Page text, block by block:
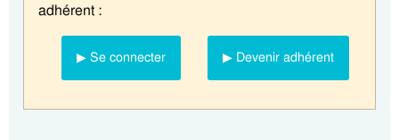
adhérent :
▶ Se connecter ▶ Devenir adhérent